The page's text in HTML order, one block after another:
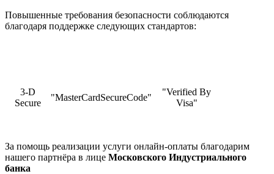
Повышенные требования безопасности соблюдаются
благодаря поддержке следующих стандартов:
3-D
Secure
"MasterCardSecureCode"
"Verified By
Visa"
За помощь реализации услуги онлайн-оплаты благодарим
нашего партнёра в лице Московского Индустриального
банка